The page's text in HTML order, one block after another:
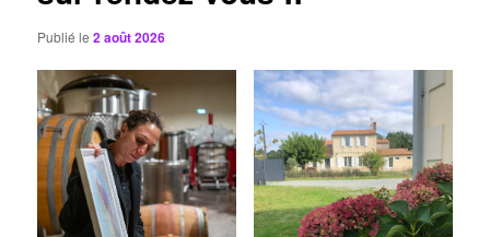
Publié le2 août 2026